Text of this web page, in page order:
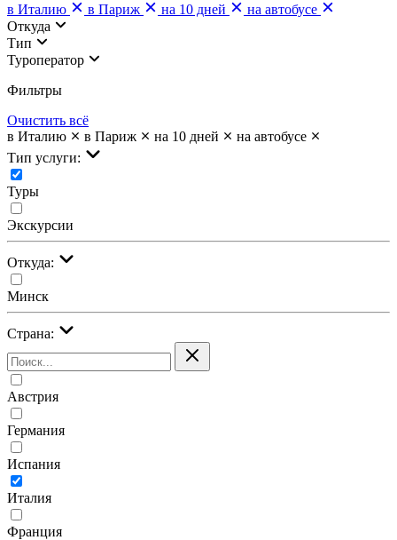
в Италию
в Париж на 10 дней
на автобусе
Откуда
Тип
Туроператор
Фильтры
Очистить всё
в Италию
в Париж на 10 дней
на автобусе
Тип услуги:
Туры
Экскурсии
Откуда:
Минск
Страна:
Австрия
Германия
Испания
Италия
Франция